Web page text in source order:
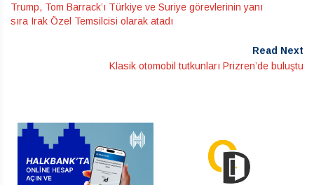
Trump, Tom Barrack’ı Türkiye ve Suriye görevlerinin yanı
sıra Irak Özel Temsilcisi olarak atadı
Read Next
Klasik otomobil tutkunları Prizren’de buluştu